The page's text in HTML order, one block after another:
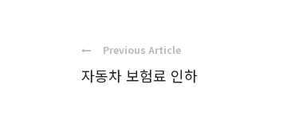
Previous Article
자동차 보험료 인하